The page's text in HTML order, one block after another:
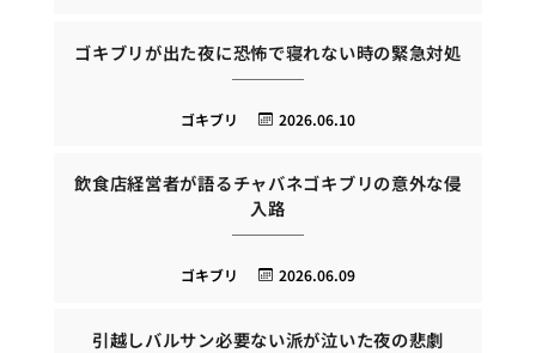
ゴキブリが出た夜に恐怖で寝れない時の緊急対処
2026.06.10
ゴキブリ
飲食店経営者が語るチャバネゴキブリの意外な侵
入路
2026.06.09
ゴキブリ
引越しバルサン必要ない派が泣いた夜の悲劇